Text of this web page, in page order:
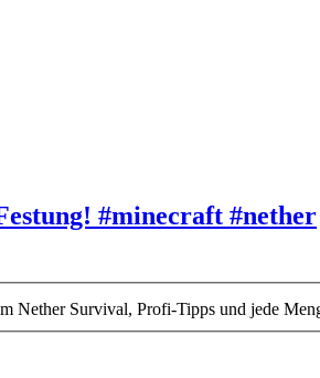
#minecraft #nether
Nether Survival, Profi-Tipps und jede